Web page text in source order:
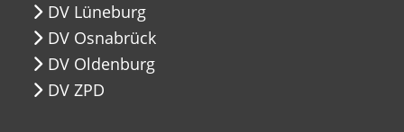
DV Lüneburg
DV Osnabrück
DV Oldenburg
DV ZPD